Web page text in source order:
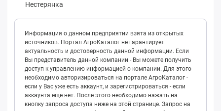
Нестерянка
Информация о данном предприятии взята из открытых
источников. Портал АгроКаталог не гарантирует
актуальность и достоверность данной информации. Если
Вы представитель данной компании - Вы можете получить
доступ к управлению информацией о компании. Для этого
необходимо авторизироваться на портале АгроКаталог -
если у Вас уже есть аккаунт, и зарегистрироваться - если
аккаунта еще нет. После этого необходимо нажать на
кнопку запроса доступа ниже на этой странице. Запрос на